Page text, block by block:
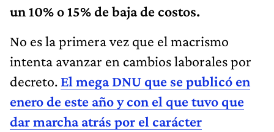
un 10% o 15% de baja de costos.
No es la primera vez que el macrismo
intenta avanzar en cambios laborales por
decreto. El mega DNU que se publicó en
enero de este año y con el que tuvo que
dar marcha atrás por el carácter